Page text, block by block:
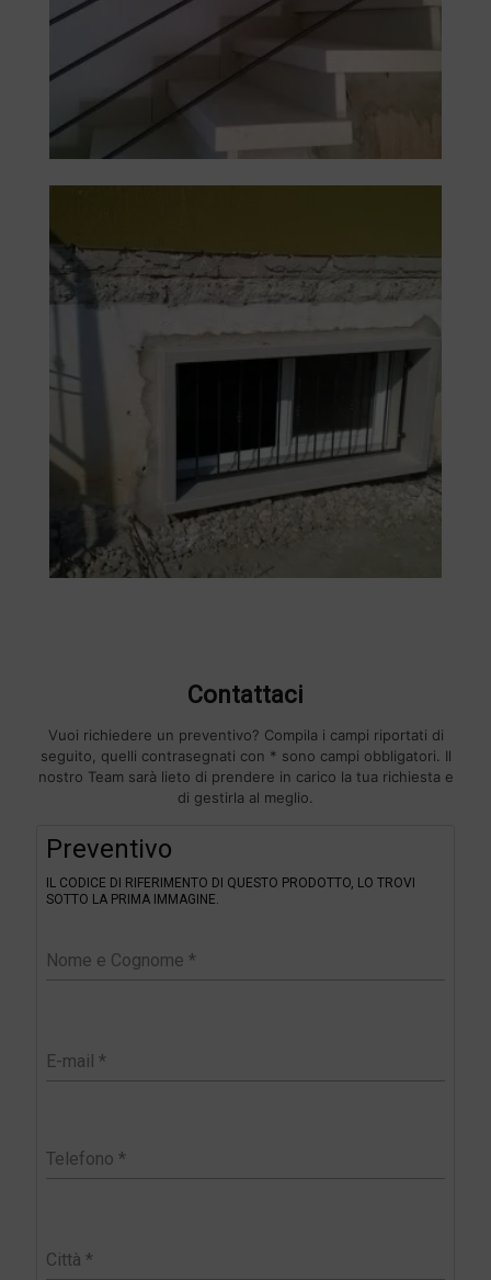
Contattaci
Vuoi richiedere un preventivo? Compila i campi riportati di
seguito, quelli contrasegnati con * sono campi obbligatori. Il
nostro Team sarà lieto di prendere in carico la tua richiesta e
di gestirla al meglio.
Preventivo
IL CODICE DI RIFERIMENTO DI QUESTO PRODOTTO, LO TROVI
SOTTO LA PRIMA IMMAGINE.